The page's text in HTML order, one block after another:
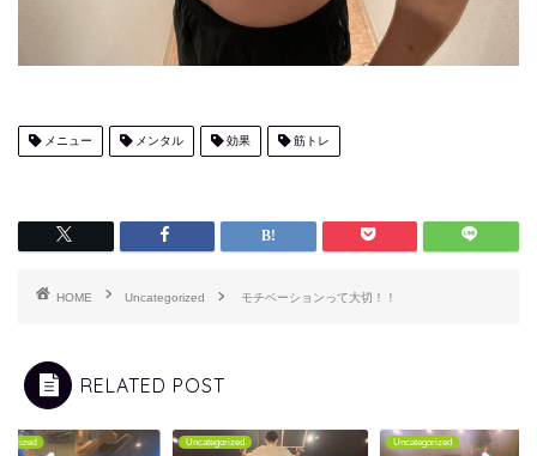
メニュー メンタル 効果 筋トレ
HOME Uncategorized モチベーションって大切！！
RELATED POST
Uncategorized Uncategorized